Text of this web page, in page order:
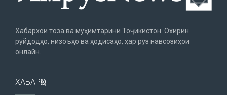
Хабархои тоза ва муҳимтарини Тоҷикистон. Охирин
рӯйдодҳо, низоъҳо ва ҳодисаҳо, ҳар рӯз навсозиҳои
онлайн.
ХАБАРҲО